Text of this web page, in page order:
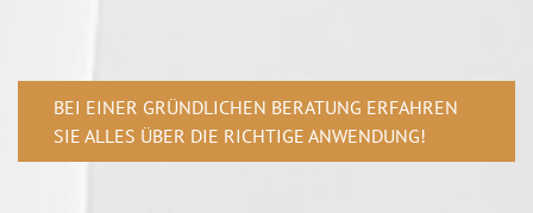
BEI EINER GRÜNDLICHEN BERATUNG ERFAHREN
SIE ALLES ÜBER DIE RICHTIGE ANWENDUNG!